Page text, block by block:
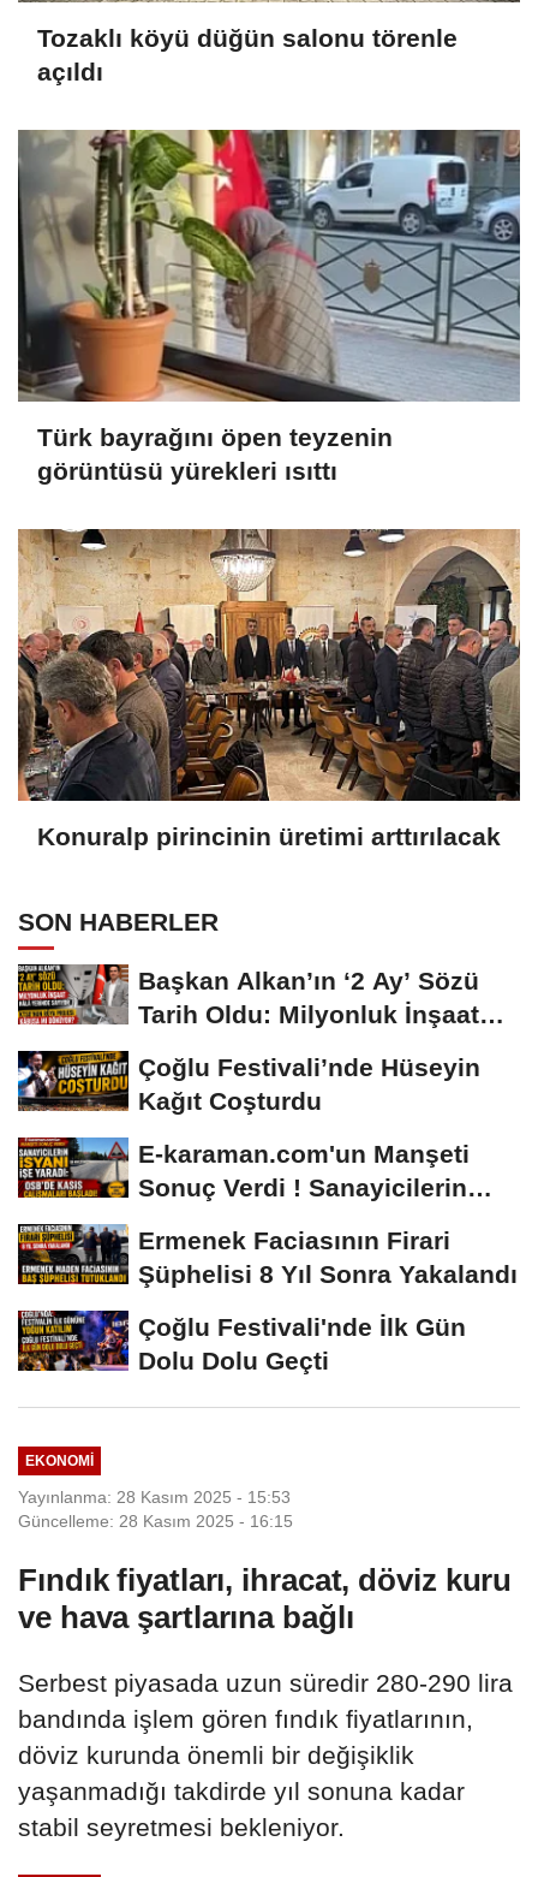
Tozaklı köyü düğün salonu törenle
açıldı
Türk bayrağını öpen teyzenin
görüntüsü yürekleri ısıttı
Konuralp pirincinin üretimi arttırılacak
SON HABERLER
Başkan Alkan’ın ‘2 Ay’ Sözü
Tarih Oldu: Milyonluk İnşaat
Çoğlu Festivali’nde Hüseyin
Kağıt Coşturdu
E-karaman.com'un Manşeti
Sonuç Verdi ! Sanayicilerin
Ermenek Faciasının Firari
Şüphelisi 8 Yıl Sonra Yakalandı
Çoğlu Festivali'nde İlk Gün
Dolu Dolu Geçti
EKONOMI
Yayınlanma: 28 Kasım 2025 - 15:53
Güncelleme: 28 Kasım 2025 - 16:15
Fındık fiyatları, ihracat, döviz kuru
ve hava şartlarına bağlı
Serbest piyasada uzun süredir 280-290 lira
bandında işlem gören fındık fiyatlarının,
döviz kurunda önemli bir değişiklik
yaşanmadığı takdirde yıl sonuna kadar
stabil seyretmesi bekleniyor.